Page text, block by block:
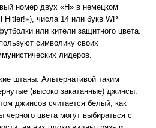
номер двух «H» в немецком
Hitler!»), числа 14 или букв WP
или кители защитного цвета.
символику своих
лидеров.
штаны. Альтернативой таким
(высоко закатанные) джинсы.
джинсов считается белый, как
цвета могут выбираться с